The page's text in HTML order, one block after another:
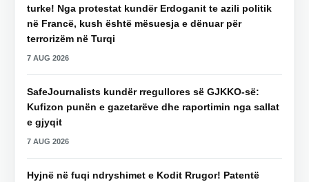
turke! Nga protestat kundër Erdoganit te azili politik
në Francë, kush është mësuesja e dënuar për
terrorizëm në Turqi
7 AUG 2026
SafeJournalists kundër rregullores së GJKKO-së:
Kufizon punën e gazetarëve dhe raportimin nga sallat
e gjyqit
7 AUG 2026
Hyjnë në fuqi ndryshimet e Kodit Rrugor! Patentë